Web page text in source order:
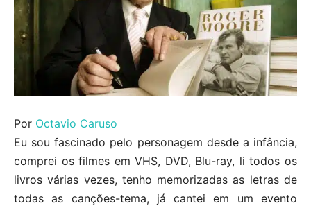
Por Octavio Caruso
Eu sou fascinado pelo personagem desde a infância,
comprei os filmes em VHS, DVD, Blu-ray, li todos os
livros várias vezes, tenho memorizadas as letras de
todas as canções-tema, já cantei em um evento